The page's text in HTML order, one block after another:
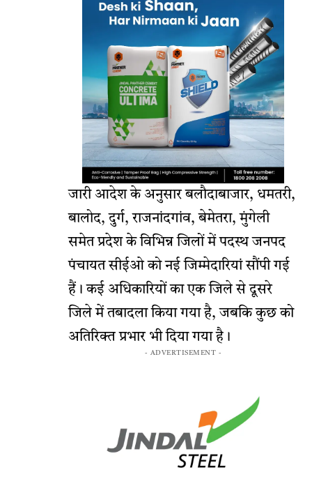
जारी आदेश के अनुसार बलौदाबाजार, धमतरी,
बालोद, दुर्ग, राजनांदगांव, बेमेतरा, मुंगेली
समेत प्रदेश के विभिन्न जिलों में पदस्थ जनपद
पंचायत सीईओ को नई जिम्मेदारियां सौंपी गई
हैं। कई अधिकारियों का एक जिले से दूसरे
जिले में तबादला किया गया है, जबकि कुछ को
अतिरिक्त प्रभार भी दिया गया है।
- ADVERTISEMENT -